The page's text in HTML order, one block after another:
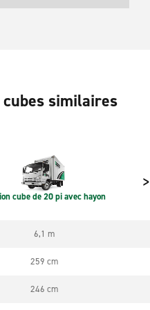
similaires
>
cube de 20 pi avec hayon
6,1 m
259 cm
246 cm